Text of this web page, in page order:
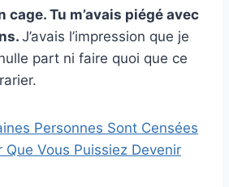
cage. Tu m’avais piégé avec
J’avais l’impression que je
part ni faire quoi que ce
Personnes Sont Censées
Que Vous Puissiez Devenir